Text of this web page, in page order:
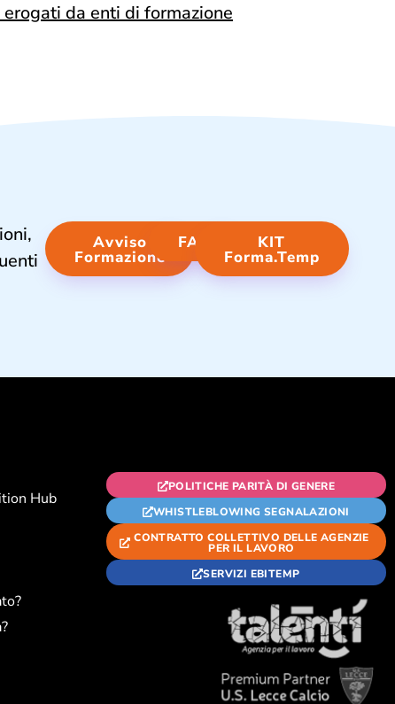
da enti di formazione
Avviso
Formazione
FAQ KIT
Forma.Temp
Hub
POLITICHE PARITÀ DI GENERE
WHISTLEBLOWING SEGNALAZIONI
CONTRATTO COLLETTIVO DELLE AGENZIE
PER IL LAVORO
SERVIZI EBITEMP